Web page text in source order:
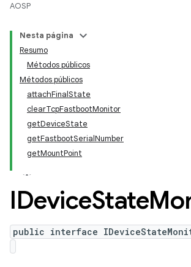
AOSP
Nesta página
Resumo
Métodos públicos
Métodos públicos
attachFinalState
clearTcpFastbootMonitor
getDeviceState
getFastbootSerialNumber
getMountPoint
IDeviceState
public interface